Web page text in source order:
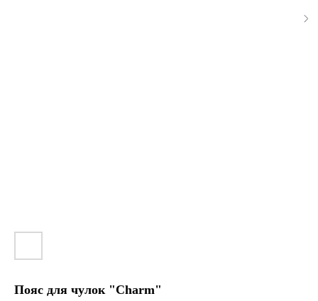
Пояс для чулок "Charm"